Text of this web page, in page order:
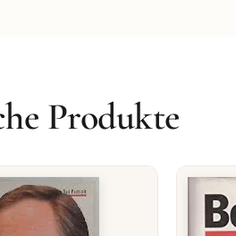
Produkte